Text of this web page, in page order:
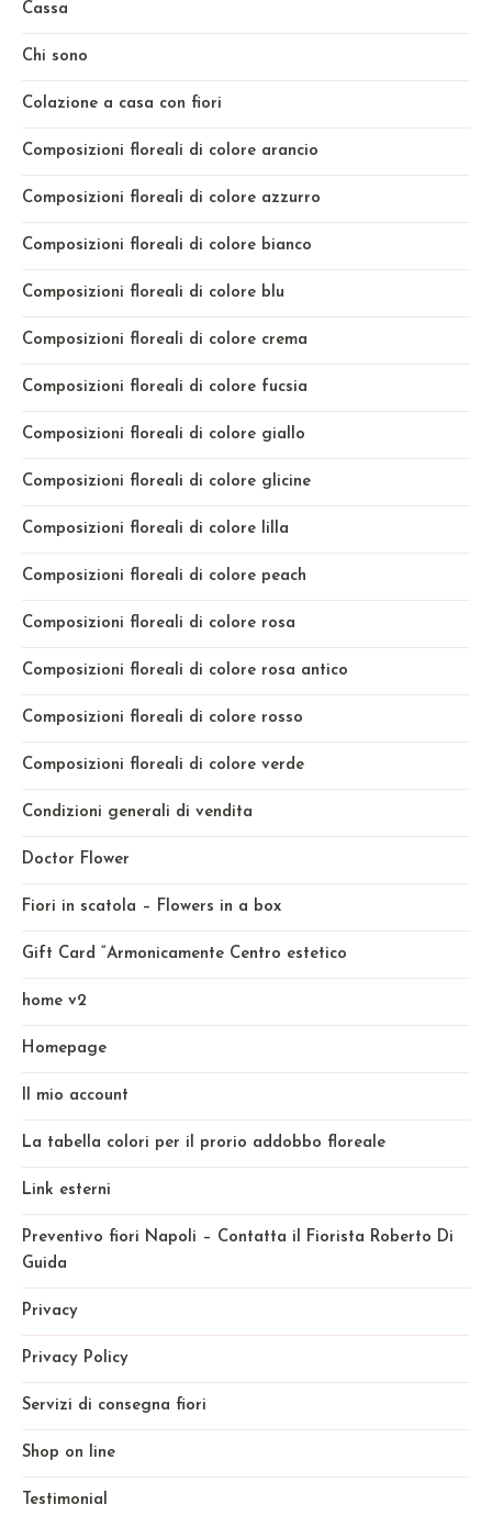
Cassa
Chi sono
Colazione a casa con fiori
Composizioni floreali di colore arancio
Composizioni floreali di colore azzurro
Composizioni floreali di colore bianco
Composizioni floreali di colore blu
Composizioni floreali di colore crema
Composizioni floreali di colore fucsia
Composizioni floreali di colore giallo
Composizioni floreali di colore glicine
Composizioni floreali di colore lilla
Composizioni floreali di colore peach
Composizioni floreali di colore rosa
Composizioni floreali di colore rosa antico
Composizioni floreali di colore rosso
Composizioni floreali di colore verde
Condizioni generali di vendita
Doctor Flower
Fiori in scatola – Flowers in a box
Gift Card “Armonicamente Centro estetico
home v2
Homepage
Il mio account
La tabella colori per il prorio addobbo floreale
Link esterni
Preventivo fiori Napoli – Contatta il Fiorista Roberto Di
Guida
Privacy
Privacy Policy
Servizi di consegna fiori
Shop on line
Testimonial